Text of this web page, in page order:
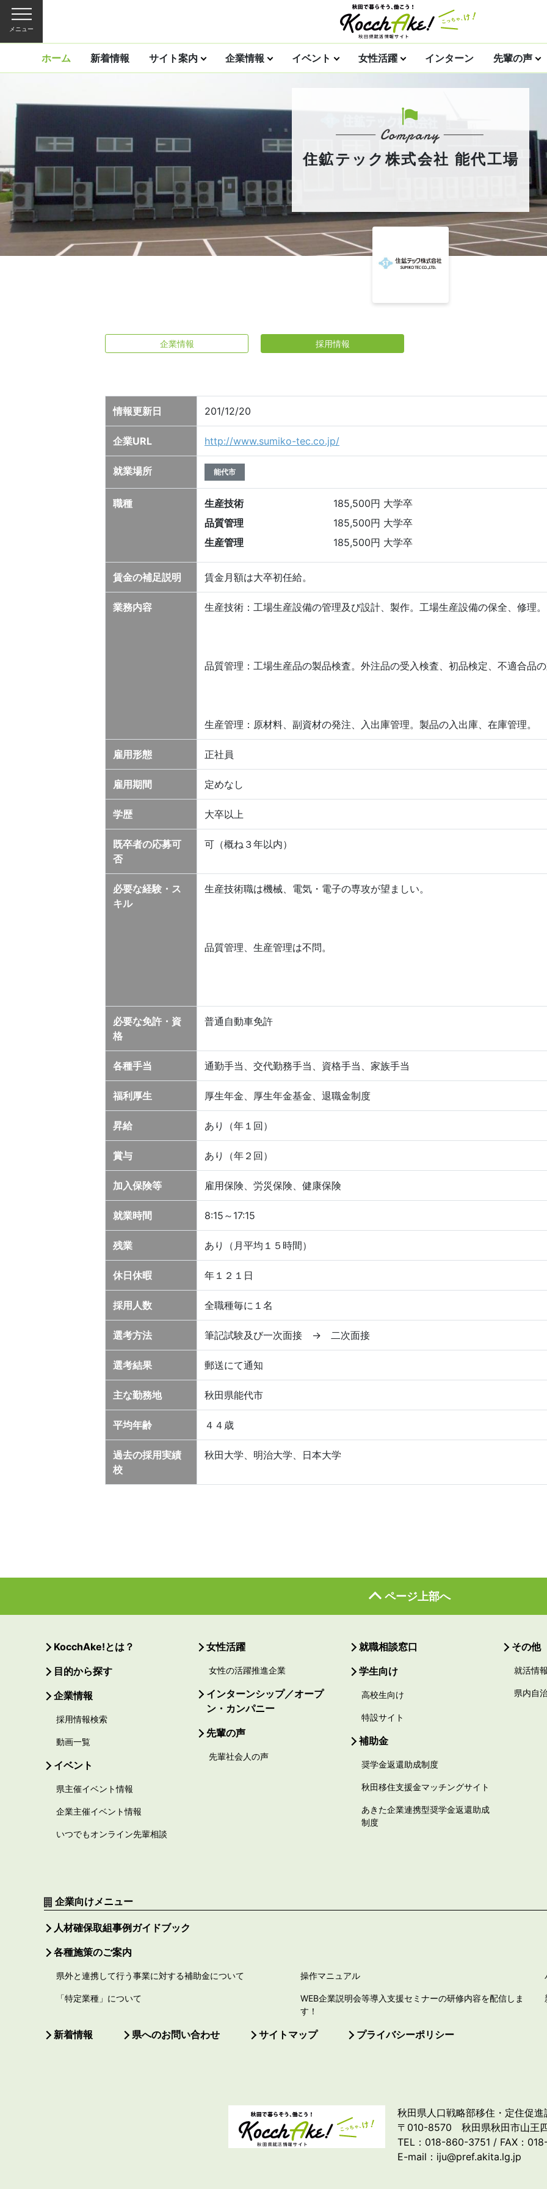
メニュー
ホーム 新着情報 サイト案内 企業情報 イベント 女性活躍 インターン 先輩の声
住鉱テック株式会社 能代工場
企業情報 採用情報
情報更新日 201/12/20
企業URL http://www.sumiko-tec.co.jp/
就業場所 能代市
職種 生産技術
185,500円 大学卒
品質管理
185,500円 大学卒
生産管理
185,500円 大学卒
賃金の補足説明 賃金月額は大卒初任給。
業務内容 生産技術：工場生産設備の管理及び設計、製作。工場生産設備の保全、修理。
品質管理：工場生産品の製品検査。外注品の受入検査、初品検定、不適合品
生産管理：原材料、副資材の発注、入出庫管理。製品の入出庫、在庫管理。
雇用形態 正社員
雇用期間 定めなし
学歴 大卒以上
既卒者の応募可
否
可（概ね３年以内）
必要な経験・ス
キル
生産技術職は機械、電気・電子の専攻が望ましい。
品質管理、生産管理は不問。
必要な免許・資
格
普通自動車免許
各種手当 通勤手当、交代勤務手当、資格手当、家族手当
福利厚生 厚生年金、厚生年金基金、退職金制度
昇給 あり（年１回）
賞与 あり（年２回）
加入保険等 雇用保険、労災保険、健康保険
就業時間 8:15～17:15
残業 あり（月平均１５時間）
休日休暇 年１２１日
採用人数 全職種毎に１名
選考方法 筆記試験及び一次面接 → 二次面接
選考結果 郵送にて通知
主な勤務地 秋田県能代市
平均年齢 ４４歳
過去の採用実績
校
秋田大学、明治大学、日本大学
ページ上部へ
KocchAke!とは？
目的から探す
企業情報
採用情報検索
動画一覧
イベント
県主催イベント情報
企業主催イベント情報
いつでもオンライン先輩相談
女性活躍
女性の活躍推進企業
インターンシップ／オープ
ン・カンパニー
先輩の声
先輩社会人の声
就職相談窓口
学生向け
高校生向け
特設サイト
補助金
奨学金返還助成制度
秋田移住支援金マッチングサイト
あきた企業連携型奨学金返還助成
制度
その他
就活情
県内自
企業向けメニュー
人材確保取組事例ガイドブック
各種施策のご案内
県外と連携して行う事業に対する補助金について 操作マニュアル
「特定業種」について
WEB企業説明会等導入支援セミナーの研修内容を配信しま
す！
新着情報 県へのお問い合わせ サイトマップ プライバシーポリシー
秋田県人口戦略部移住・定住促進
〒010-8570 秋田県秋田市山王
TEL：018-860-3751 / FAX：
E-mail：iju@pref.akita.lg.jp